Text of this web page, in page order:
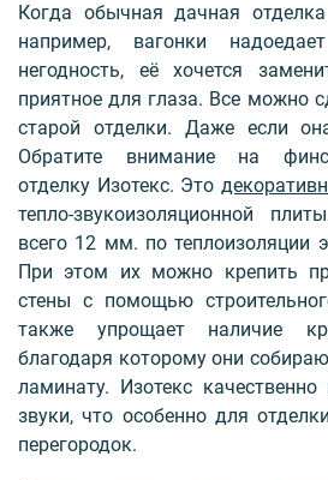
Когда обычная дачная
например, вагонки
негодность, её хочется
приятное для глаза. Все можно
старой отделки. Даже если
Обратите внимание на
отделку Изотекс. Это
тепло-звукоизоляционной
всего 12 мм. по теплоизоляции
При этом их можно крепить
стены с помощью
также упрощает наличие
благодаря которому они
ламинату. Изотекс
звуки, что особенно для
перегородок.